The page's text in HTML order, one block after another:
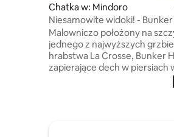
Chatka w: Mindoro
Niesamowite widoki! - Bunker
@HighPointRetreats
Malowniczo położony na
jednego z najwyższych
hrabstwa La Crosse, Bunker
zapierające dech w piersiach
w niezrównanym spokoju.
przy dźwiękach natury i